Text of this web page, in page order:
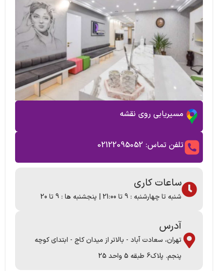
مسیریابی روی نقشه
تلفن تماس: 02122095052
ساعات کاری
شنبه تا چهارشنبه : 9 تا 21:00 | پنجشنبه ها : 9 تا 20
آدرس
تهران، سعادت آباد - بالاتر از میدان کاج - ابتدای کوچه
پنجم. پلاک6 طبقه 5 واحد 25